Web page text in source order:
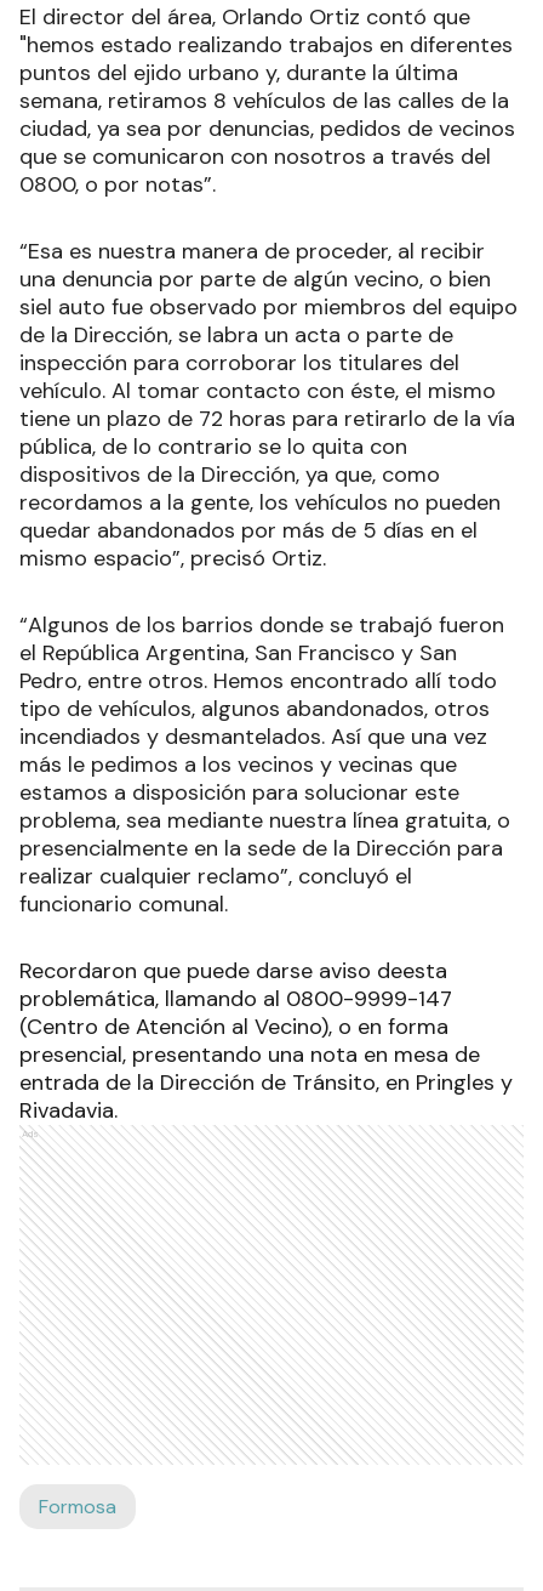
El director del área, Orlando Ortiz contó que
"hemos estado realizando trabajos en diferentes
puntos del ejido urbano y, durante la última
semana, retiramos 8 vehículos de las calles de la
ciudad, ya sea por denuncias, pedidos de vecinos
que se comunicaron con nosotros a través del
0800, o por notas”.
“Esa es nuestra manera de proceder, al recibir
una denuncia por parte de algún vecino, o bien
siel auto fue observado por miembros del equipo
de la Dirección, se labra un acta o parte de
inspección para corroborar los titulares del
vehículo. Al tomar contacto con éste, el mismo
tiene un plazo de 72 horas para retirarlo de la vía
pública, de lo contrario se lo quita con
dispositivos de la Dirección, ya que, como
recordamos a la gente, los vehículos no pueden
quedar abandonados por más de 5 días en el
mismo espacio”, precisó Ortiz.
“Algunos de los barrios donde se trabajó fueron
el República Argentina, San Francisco y San
Pedro, entre otros. Hemos encontrado allí todo
tipo de vehículos, algunos abandonados, otros
incendiados y desmantelados. Así que una vez
más le pedimos a los vecinos y vecinas que
estamos a disposición para solucionar este
problema, sea mediante nuestra línea gratuita, o
presencialmente en la sede de la Dirección para
realizar cualquier reclamo”, concluyó el
funcionario comunal.
Recordaron que puede darse aviso deesta
problemática, llamando al 0800-9999-147
(Centro de Atención al Vecino), o en forma
presencial, presentando una nota en mesa de
entrada de la Dirección de Tránsito, en Pringles y
Rivadavia.
Ads
Formosa